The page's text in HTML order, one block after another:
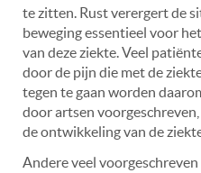
te zitten. Rust verergert de
beweging essentieel voor
van deze ziekte. Veel
door de pijn die met de
tegen te gaan worden
door artsen
de ontwikkeling van de
Andere veel